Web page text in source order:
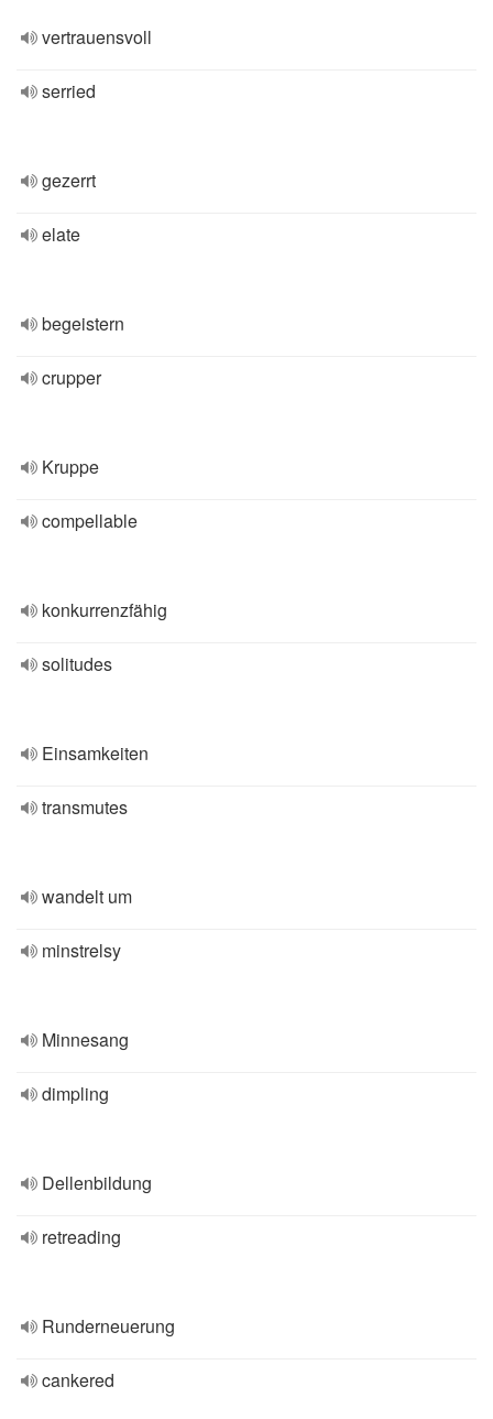
vertrauensvoll
serried
gezerrt
elate
begeistern
crupper
Kruppe
compellable
konkurrenzfähig
solitudes
Einsamkeiten
transmutes
wandelt um
minstrelsy
Minnesang
dimpling
Dellenbildung
retreading
Runderneuerung
cankered